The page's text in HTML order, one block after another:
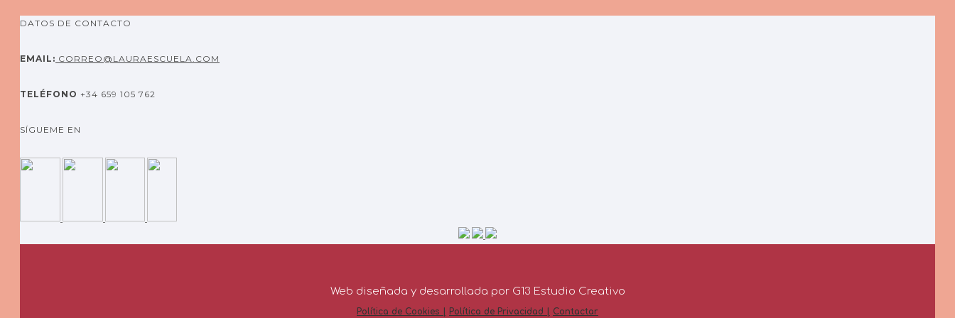
DATOS DE CONTACTO
EMAIL: CORREO@LAURAESCUELA.COM
TELÉFONO +34 659 105 762
SÍGUEME EN
Web diseñada y desarrollada por G13 Estudio Creativo
Política de Cookies | Política de Privacidad | Contactar